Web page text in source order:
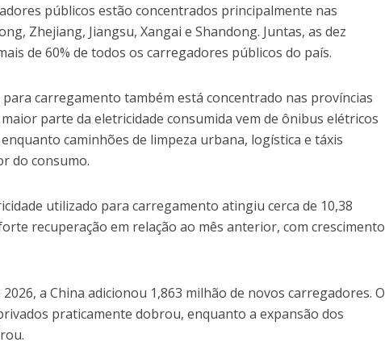
públicos estão concentrados principalmente nas
Zhejiang, Jiangsu, Xangai e Shandong. Juntas, as dez
de 60% de todos os carregadores públicos do país.
carregamento também está concentrado nas províncias
parte da eletricidade consumida vem de ônibus elétricos
caminhões de limpeza urbana, logística e táxis
do consumo.
utilizado para carregamento atingiu cerca de 10,38
recuperação em relação ao mês anterior, com crescimento
a China adicionou 1,863 milhão de novos carregadores. O
praticamente dobrou, enquanto a expansão dos